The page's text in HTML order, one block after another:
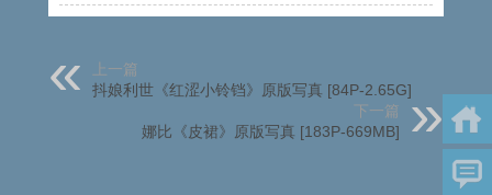
上一篇
抖娘利世《红涩小铃铛》原版写真 [84P-2.65G]
下一篇
娜比《皮裙》原版写真 [183P-669MB]